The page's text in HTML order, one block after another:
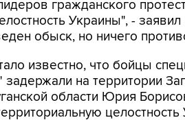
гражданского
Украины", -
обыск, но ничего
известно, что бойцы
на территории
области Юрия